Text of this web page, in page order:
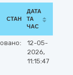
СТАН
ДАТА
ТА
ЧАС
12-05-
2026,
11:15:47